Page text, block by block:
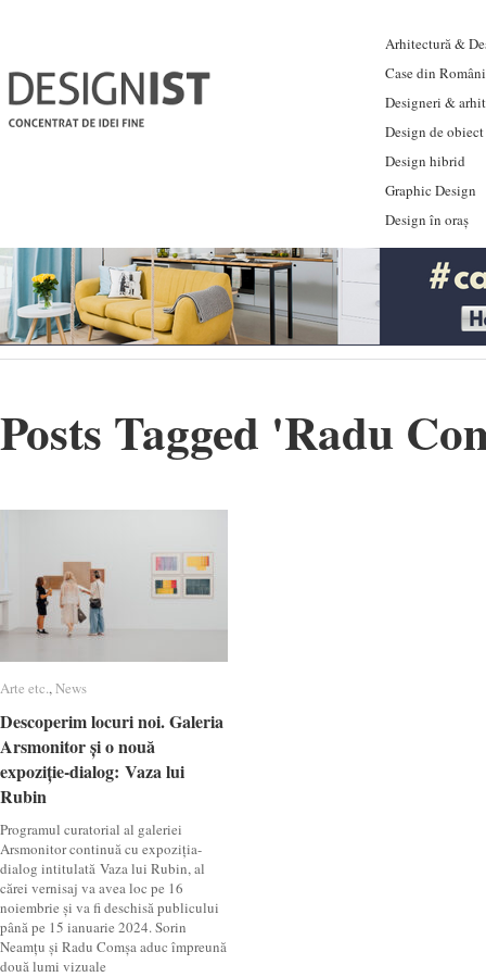
Arhitectură &
Case din
Designeri &
Design de obiect
Design hibrid
Graphic Design
Design în oraș
Posts Tagged 'Radu
Arte etc.,News
Descoperim locuri noi. Galeria
Arsmonitor și o nouă
expoziție-dialog: Vaza lui
Rubin
Programul curatorial al galeriei
Arsmonitor continuă cu expoziția-
dialog intitulată Vaza lui Rubin, al
cărei vernisaj va avea loc pe 16
noiembrie și va fi deschisă publicului
până pe 15 ianuarie 2024. Sorin
Neamțu și Radu Comșa aduc împreună
două lumi vizuale
Arte etc. News
Descoperim locuri noi. Galeria
Arsmonitor și o nouă
expoziție-dialog: Vaza lui
Rubin